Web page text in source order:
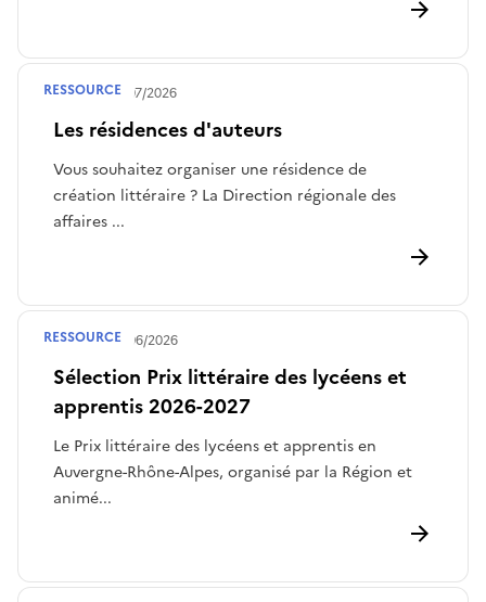
Les résidences d'auteurs
Vous souhaitez organiser une résidence de
création littéraire ? La Direction régionale des
affaires ...
Publié le28/07/2026
RESSOURCE
Sélection Prix littéraire des lycéens et
apprentis 2026-2027
Le Prix littéraire des lycéens et apprentis en
Auvergne-Rhône-Alpes, organisé par la Région et
animé...
Publié le30/06/2026
RESSOURCE